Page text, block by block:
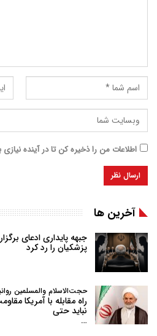
اطلاعات من را ذخیره کن تا در آینده نیازی
آخرین ها
جبهه پایداری ادعای
پزشکیان را رد کرد
حجت‌الاسلام والمسلمین
راه مقابله با آمریکا
نباید حتی
…